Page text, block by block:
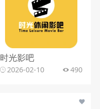
时光影吧
2026-02-10 490